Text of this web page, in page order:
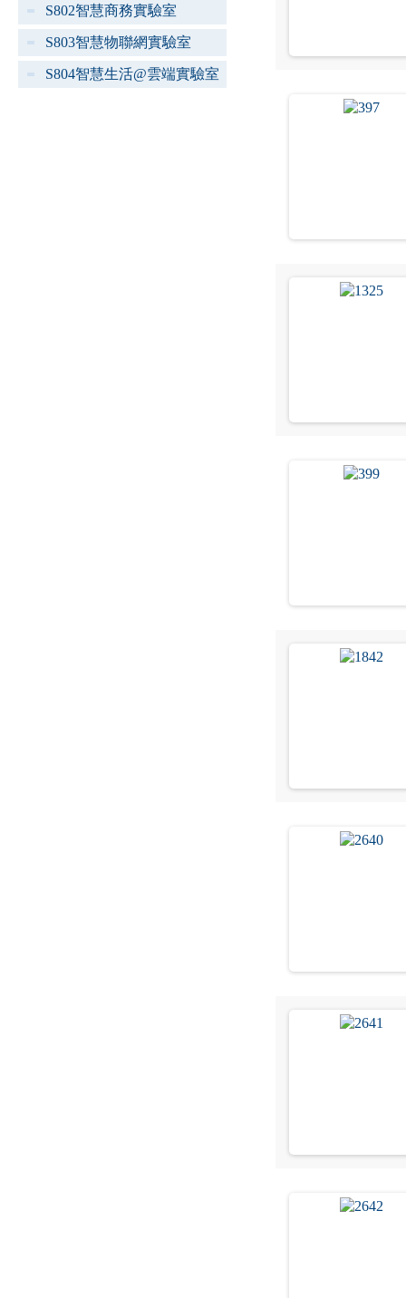
S802智慧商務實驗室
S803智慧物聯網實驗室
S804智慧生活@雲端實驗室